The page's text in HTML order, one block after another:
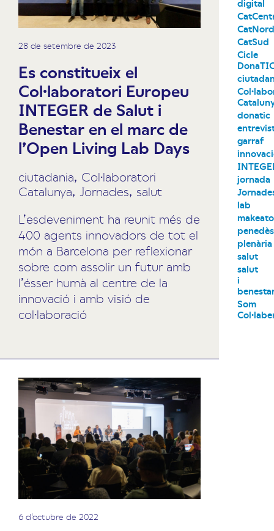
28 de setembre de 2023
Es constitueix el
Col·laboratori Europeu
INTEGER de Salut i
Benestar en el marc de
l’Open Living Lab Days
ciutadania, Col·laboratori
Catalunya, Jornades, salut
L’esdeveniment ha reunit més de
400 agents innovadors de tot el
món a Barcelona per reflexionar
sobre com assolir un futur amb
l’ésser humà al centre de la
innovació i amb visió de
col·laboració
6 d'octubre de 2022
digital
CatSud
Cicle
donatic
garraf
jornada
lab
penedès
plenària
salut
salut
i
Som